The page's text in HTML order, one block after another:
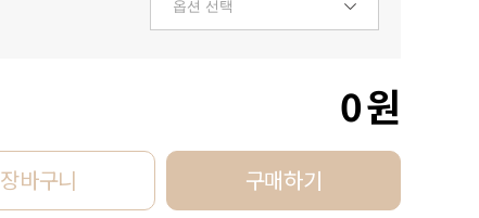
0원
장바구니 구매하기